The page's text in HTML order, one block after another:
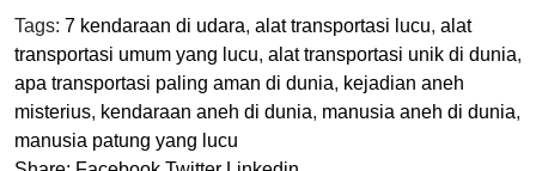
Tags: 7 kendaraan di udara, alat transportasi lucu, alat
transportasi umum yang lucu, alat transportasi unik di dunia,
apa transportasi paling aman di dunia, kejadian aneh
misterius, kendaraan aneh di dunia, manusia aneh di dunia,
manusia patung yang lucu